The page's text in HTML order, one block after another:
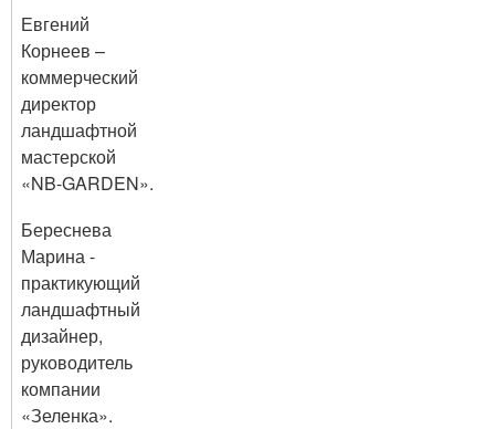
Евгений
Корнеев –
коммерческий
директор
ландшафтной
мастерской
«NB-GARDEN».
Береснева
Марина -
практикующий
ландшафтный
дизайнер,
руководитель
компании
«Зеленка».